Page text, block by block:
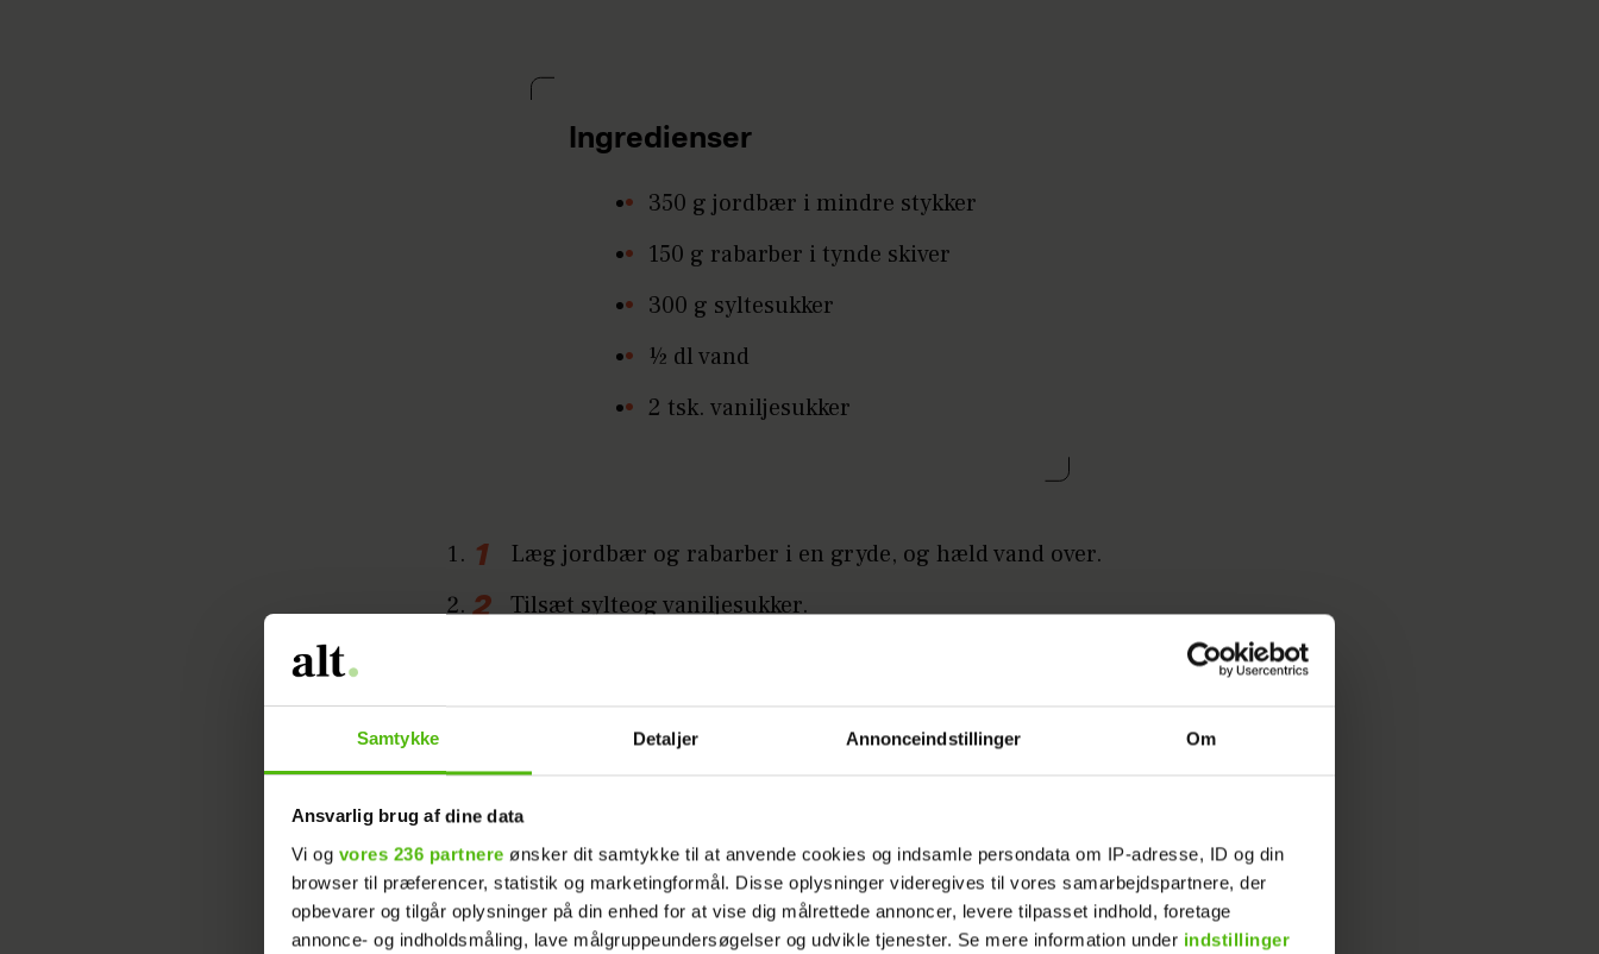
Samtykke Detaljer Annonceindstillinger Om
Ansvarlig brug af dine data
Vi og vores 236 partnere ønsker dit samtykke til at anvende cookies og indsamle persondata om IP-adresse, ID og din
browser til præferencer, statistik og marketingformål. Disse oplysninger videregives til vores samarbejdspartnere, der
opbevarer og tilgår oplysninger på din enhed for at vise dig målrettede annoncer, levere tilpasset indhold, foretage
annonce- og indholdsmåling, lave målgruppeundersøgelser og udvikle tjenester. Se mere information under indstillinger
Ingredienser
350 g jordbær i mindre stykker
150 g rabarber i tynde skiver
300 g syltesukker
½ dl vand
2 tsk. vaniljesukker
Læg jordbær og rabarber i en gryde, og hæld vand over.
Tilsæt sylteog vaniljesukker.
Hæld dit syltetøj på glas, der bindes til med det samme.